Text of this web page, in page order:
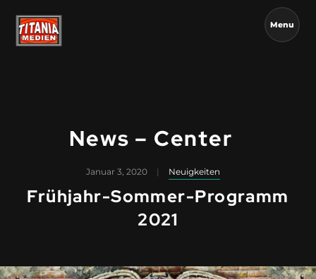
Menu
News – Center
Januar 3, 2020 Neuigkeiten
Frühjahr-Sommer-Programm
2021